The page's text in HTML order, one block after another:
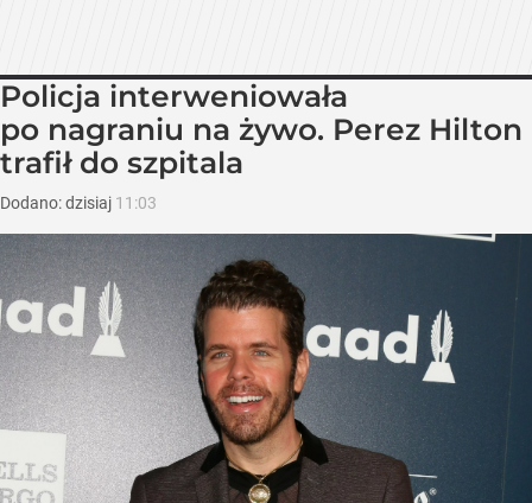
Policja interweniowała
po nagraniu na żywo. Perez Hilton
trafił do szpitala
Dodano:dzisiaj 11:03